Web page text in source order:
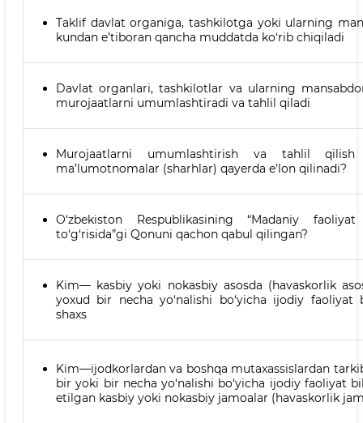
Taklif davlat organiga, tashkilotga yoki ularning
kundan e’tiboran qancha muddatda ko‘rib chiqiladi
Davlat organlari, tashkilotlar va ularning
murojaatlarni umumlashtiradi va tahlil qiladi
Murojaatlarni umumlashtirish va tahlil qilish
ma’lumotnomalar (sharhlar) qayerda e’lon qilinadi?
O‘zbekiston Respublikasining “Madaniy
to‘g‘risida”gi Qonuni qachon qabul qilingan?
Kim— kasbiy yoki nokasbiy asosda (havaskorlik
yoxud bir necha yo‘nalishi bo‘yicha ijodiy faoliyat
shaxs
Kim—ijodkorlardan va boshqa mutaxassislardan
bir yoki bir necha yo‘nalishi bo‘yicha ijodiy faoliyat
etilgan kasbiy yoki nokasbiy jamoalar (havaskorlik